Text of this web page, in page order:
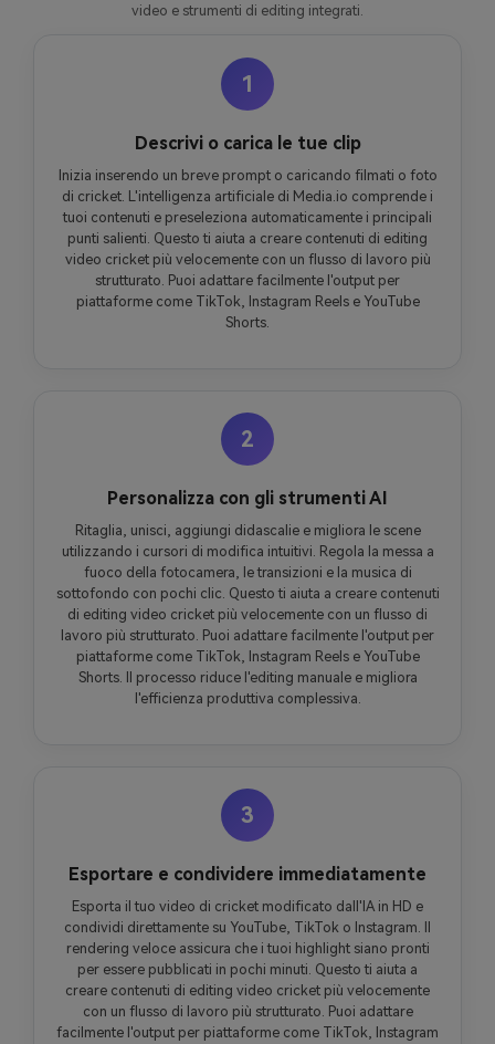
video e strumenti di editing integrati.
1
Descrivi o carica le tue clip
Inizia inserendo un breve prompt o caricando filmati o foto
di cricket. L'intelligenza artificiale di Media.io comprende i
tuoi contenuti e preseleziona automaticamente i principali
punti salienti. Questo ti aiuta a creare contenuti di editing
video cricket più velocemente con un flusso di lavoro più
strutturato. Puoi adattare facilmente l'output per
piattaforme come TikTok, Instagram Reels e YouTube
Shorts.
2
Personalizza con gli strumenti AI
Ritaglia, unisci, aggiungi didascalie e migliora le scene
utilizzando i cursori di modifica intuitivi. Regola la messa a
fuoco della fotocamera, le transizioni e la musica di
sottofondo con pochi clic. Questo ti aiuta a creare contenuti
di editing video cricket più velocemente con un flusso di
lavoro più strutturato. Puoi adattare facilmente l'output per
piattaforme come TikTok, Instagram Reels e YouTube
Shorts. Il processo riduce l'editing manuale e migliora
l'efficienza produttiva complessiva.
3
Esportare e condividere immediatamente
Esporta il tuo video di cricket modificato dall'IA in HD e
condividi direttamente su YouTube, TikTok o Instagram. Il
rendering veloce assicura che i tuoi highlight siano pronti
per essere pubblicati in pochi minuti. Questo ti aiuta a
creare contenuti di editing video cricket più velocemente
con un flusso di lavoro più strutturato. Puoi adattare
facilmente l'output per piattaforme come TikTok, Instagram